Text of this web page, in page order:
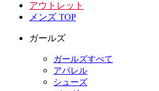
アウトレット
メンズ TOP
ガールズ
ガールズすべて
アパレル
シューズ